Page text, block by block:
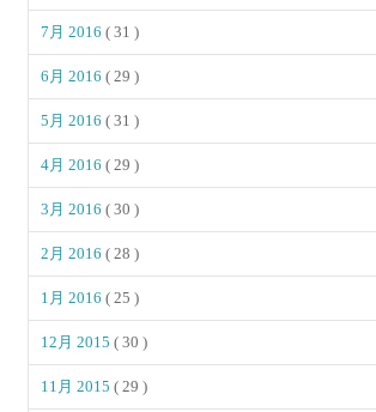
7月 2016( 31 )
6月 2016( 29 )
5月 2016( 31 )
4月 2016( 29 )
3月 2016( 30 )
2月 2016( 28 )
1月 2016( 25 )
12月 2015( 30 )
11月 2015( 29 )